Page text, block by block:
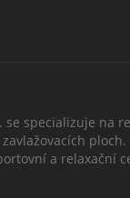
se specializuje na
a relaxační